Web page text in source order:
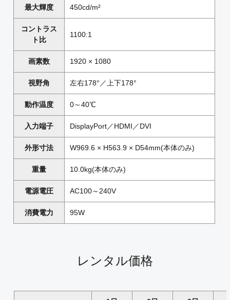
最大輝度 450cd/m²
コントラス
ト比
1100:1
画素数 1920 × 1080
視野角 左右178°／上下178°
動作温度 0～40℃
入力端子 DisplayPort／HDMI／DVI
外形寸法 W969.6 × H563.9 × D54mm(本体のみ)
重量 10.0kg(本体のみ)
電源電圧 AC100～240V
消費電力 95W
レンタル価格